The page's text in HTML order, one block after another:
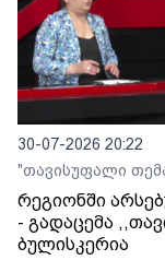
30-07-2026 20:22
"თავისუფალი
რეგიონში
- გადაცემა
ბულისკერია